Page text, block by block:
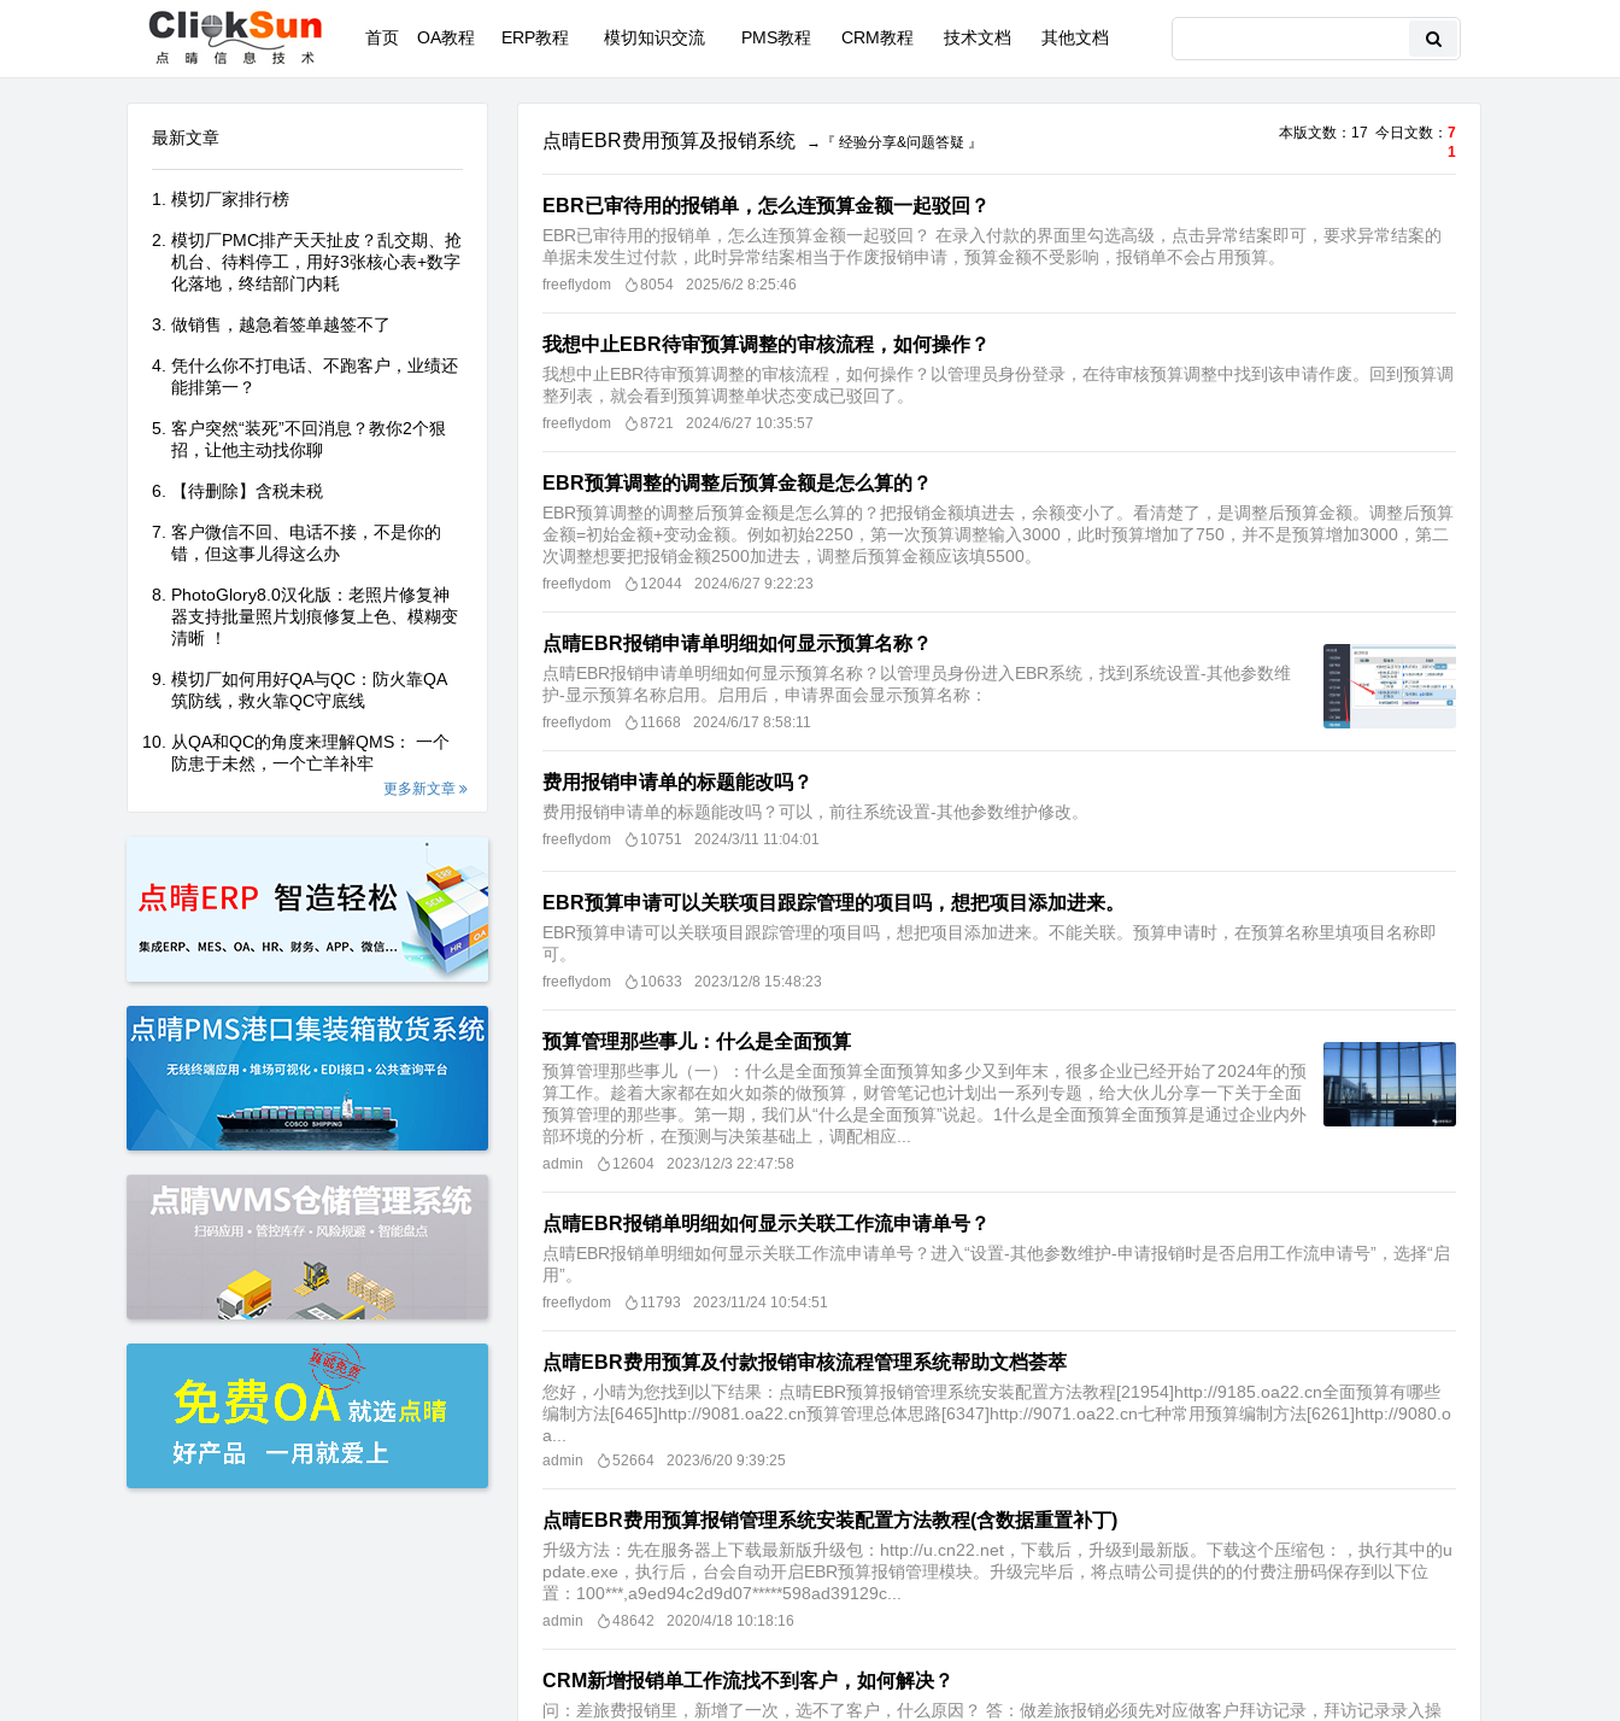
首页 OA教程 ERP教程 模切知识交流 PMS教程 CRM教程 技术文档 其他文档
最新文章
模切厂家排行榜
模切厂PMC排产天天扯皮？乱交期、抢
机台、待料停工，用好3张核心表+数字
化落地，终结部门内耗
做销售，越急着签单越签不了
凭什么你不打电话、不跑客户，业绩还
能排第一？
客户突然“装死”不回消息？教你2个狠
招，让他主动找你聊
【待删除】含税未税
客户微信不回、电话不接，不是你的
错，但这事儿得这么办
PhotoGlory8.0汉化版：老照片修复神
器支持批量照片划痕修复上色、模糊变
清晰 ！
模切厂如何用好QA与QC：防火靠QA
筑防线，救火靠QC守底线
从QA和QC的角度来理解QMS： 一个
防患于未然，一个亡羊补牢
更多新文章
点晴EBR费用预算及报销系统 →『 经验分享&问题答疑 』
本版文数：17 今日文数： 7
1
EBR已审待用的报销单，怎么连预算金额一起驳回？
EBR已审待用的报销单，怎么连预算金额一起驳回？ 在录入付款的界面里勾选高级，点击异常结案即可，要求异常结案的
单据未发生过付款，此时异常结案相当于作废报销申请，预算金额不受影响，报销单不会占用预算。​
freeflydom 8054 2025/6/2 8:25:46
我想中止EBR待审预算调整的审核流程，如何操作？
我想中止EBR待审预算调整的审核流程，如何操作？以管理员身份登录，在待审核预算调整中找到该申请作废。回到预算调
整列表，就会看到预算调整单状态变成已驳回了。
freeflydom 8721 2024/6/27 10:35:57
EBR预算调整的调整后预算金额是怎么算的？
EBR预算调整的调整后预算金额是怎么算的？把报销金额填进去，余额变小了。看清楚了，是调整后预算金额。调整后预算
金额=初始金额+变动金额。例如初始2250，第一次预算调整输入3000，此时预算增加了750，并不是预算增加3000，第二
次调整想要把报销金额2500加进去，调整后预算金额应该填5500。
freeflydom 12044 2024/6/27 9:22:23
点晴EBR报销申请单明细如何显示预算名称？
点晴EBR报销申请单明细如何显示预算名称？以管理员身份进入EBR系统，找到系统设置-其他参数维
护-显示预算名称启用。启用后，申请界面会显示预算名称：
freeflydom 11668 2024/6/17 8:58:11
费用报销申请单的标题能改吗？
费用报销申请单的标题能改吗？可以，前往系统设置-其他参数维护修改。
freeflydom 10751 2024/3/11 11:04:01
EBR预算申请可以关联项目跟踪管理的项目吗，想把项目添加进来。
EBR预算申请可以关联项目跟踪管理的项目吗，想把项目添加进来。不能关联。预算申请时，在预算名称里填项目名称即
可。
freeflydom 10633 2023/12/8 15:48:23
预算管理那些事儿：什么是全面预算
预算管理那些事儿（一）：什么是全面预算全面预算知多少又到年末，很多企业已经开始了2024年的预
算工作。趁着大家都在如火如荼的做预算，财管笔记也计划出一系列专题，给大伙儿分享一下关于全面
预算管理的那些事。第一期，我们从“什么是全面预算”说起。1什么是全面预算全面预算是通过企业内外
部环境的分析，在预测与决策基础上，调配相应...
admin 12604 2023/12/3 22:47:58
点晴EBR报销单明细如何显示关联工作流申请单号？
点晴EBR报销单明细如何显示关联工作流申请单号？进入“设置-其他参数维护-申请报销时是否启用工作流申请号”，选择“启
用”。
freeflydom 11793 2023/11/24 10:54:51
点晴EBR费用预算及付款报销审核流程管理系统帮助文档荟萃
您好，小晴为您找到以下结果：点晴EBR预算报销管理系统安装配置方法教程[21954]http://9185.oa22.cn全面预算有哪些
编制方法[6465]http://9081.oa22.cn预算管理总体思路[6347]http://9071.oa22.cn七种常用预算编制方法[6261]http://9080.o
a...
admin 52664 2023/6/20 9:39:25
点晴EBR费用预算报销管理系统安装配置方法教程(含数据重置补丁)
升级方法：先在服务器上下载最新版升级包：http://u.cn22.net，下载后，升级到最新版。下载这个压缩包：，执行其中的u
pdate.exe，执行后，台会自动开启EBR预算报销管理模块。升级完毕后，将点晴公司提供的的付费注册码保存到以下位
置：100***,a9ed94c2d9d07*****598ad39129c...
admin 48642 2020/4/18 10:18:16
CRM新增报销单工作流找不到客户，如何解决？
问：差旅费报销里，新增了一次，选不了客户，什么原因？ 答：做差旅报销必须先对应做客户拜访记录，拜访记录录入操